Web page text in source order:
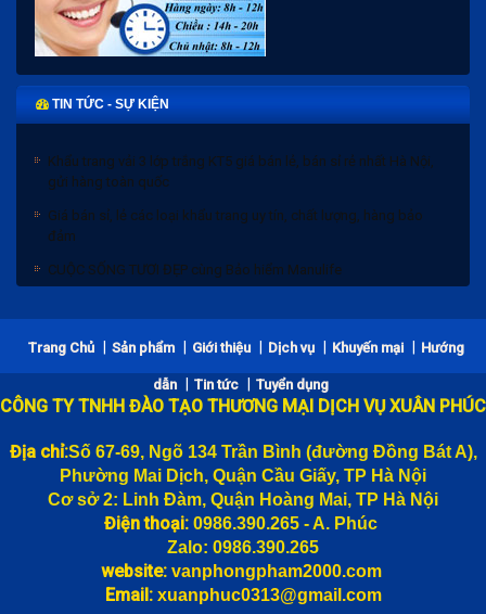
TIN TỨC - SỰ KIỆN
đảm
CUỘC SỐNG TƯƠI ĐẸP cùng Bảo hiểm Manulife
Bảng giá bánh trung thu 2020 và Chiết khấu
Khẩu trang vải 3 lớp trắng KT5 giá bán lẻ, bán sỉ rẻ nhất Hà Nội,
gửi hàng toàn quốc
Giá bán sỉ, lẻ các loại khẩu trang uy tín, chất lượng, hàng bảo
đảm
CUỘC SỐNG TƯƠI ĐẸP cùng Bảo hiểm Manulife
Trang Chủ | Sản phẩm | Giới thiệu | Dịch vụ | Khuyến mại | Hướng
dẫn | Tin tức | Tuyển dụng
CÔNG TY TNHH ĐÀO TẠO THƯƠNG MẠI DỊCH VỤ XUÂN PHÚC
Địa chỉ:Số 67-69, Ngõ 134 Trần Bình (đường Đồng Bát A),
Phường Mai Dịch, Quận Cầu Giấy, TP Hà Nội
Cơ sở 2: Linh Đàm, Quận Hoàng Mai, TP Hà Nội
Điện thoại: 0986.390.265 - A. Phúc
Zalo: 0986.390.265
website: vanphongpham2000.com
Email: xuanphuc0313@gmail.com